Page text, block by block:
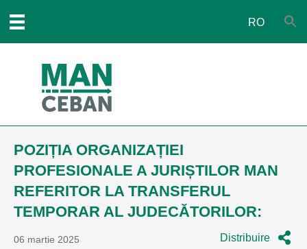
RO
POZIȚIA ORGANIZAȚIEI
PROFESIONALE A JURIȘTILOR MAN
REFERITOR LA TRANSFERUL
TEMPORAR AL JUDECĂTORILOR:
06 martie 2025 Distribuire